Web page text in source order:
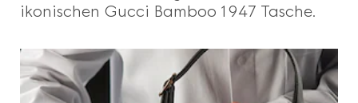
ikonischen Gucci Bamboo 1947 Tasche.